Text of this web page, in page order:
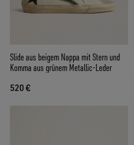
Slide aus beigem Nappa mit Stern und
Komma aus grünem Metallic-Leder
520 €